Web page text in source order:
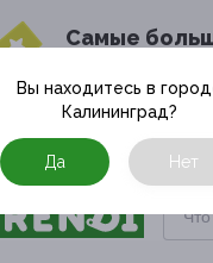
Cамые
в твоём
Москва
Вы находитесь в
Калининград?
Да Нет